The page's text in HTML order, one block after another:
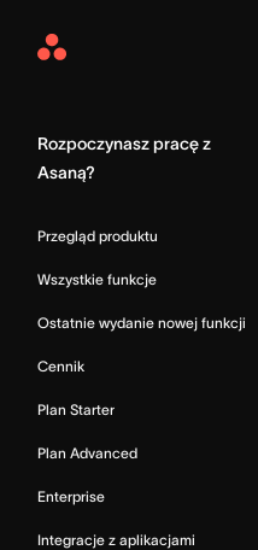
Asana
Rozpoczynasz pracę z
Asaną?
Przegląd produktu
Wszystkie funkcje
Ostatnie wydanie nowej funkcji
Cennik
Plan Starter
Plan Advanced
Enterprise
Integracje z aplikacjami